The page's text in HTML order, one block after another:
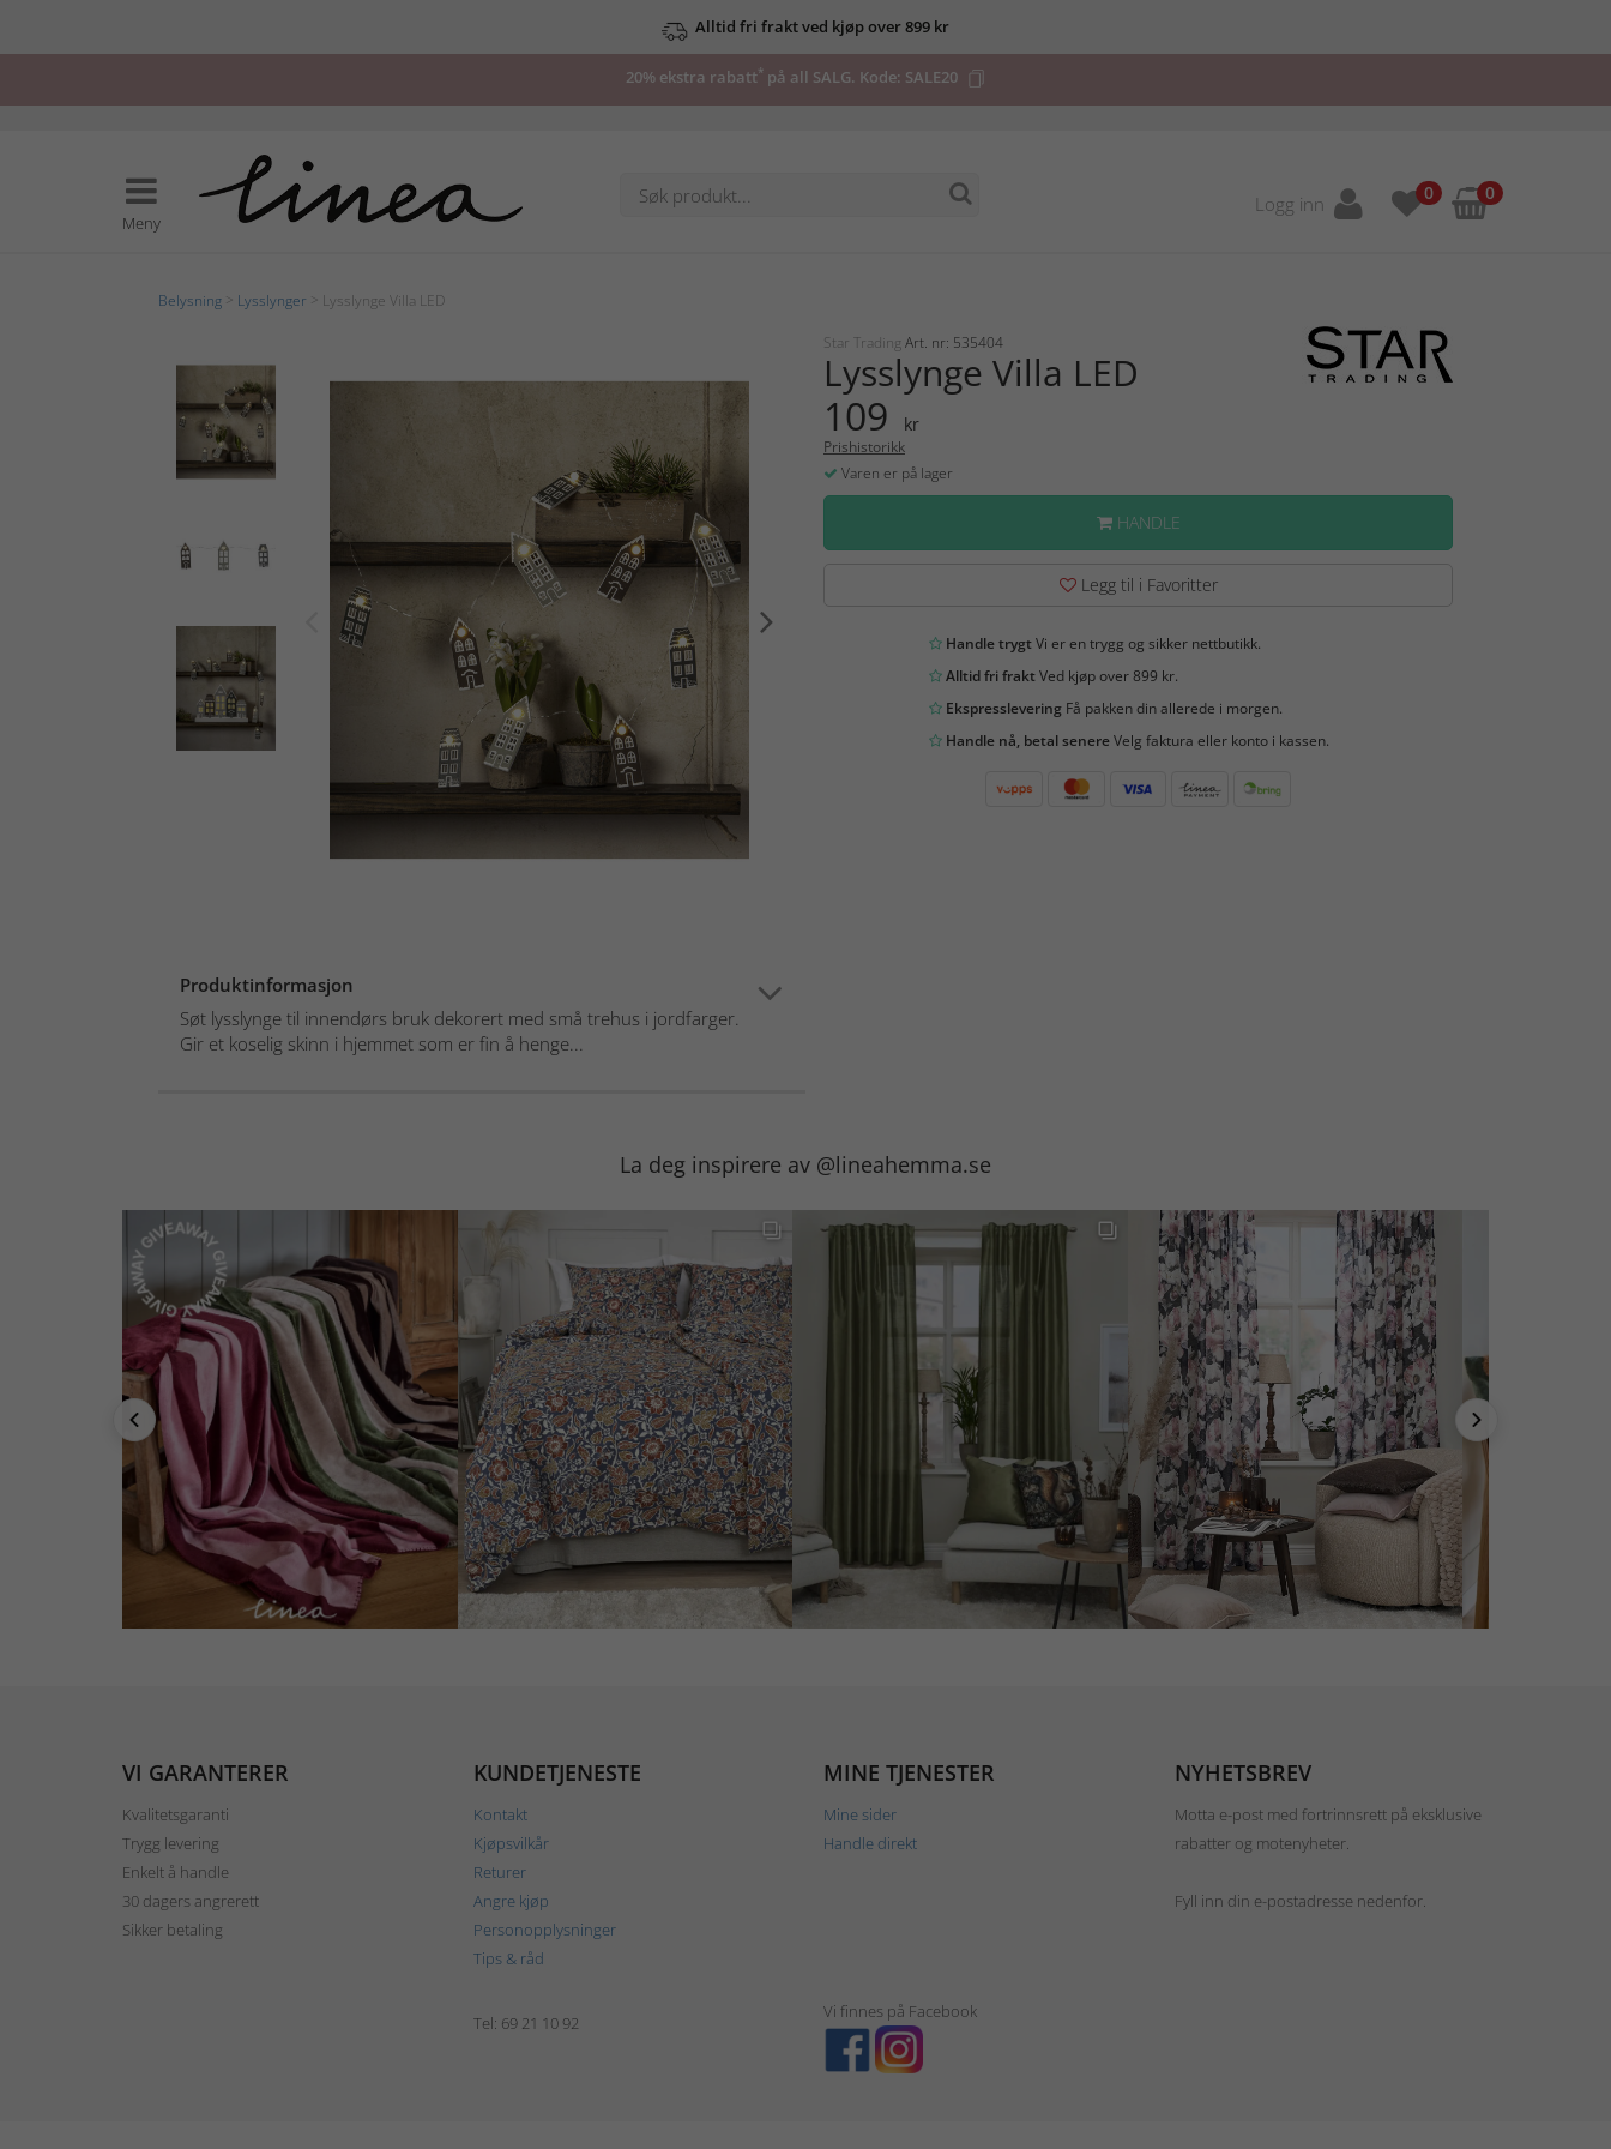
Alltid fri frakt ved kjøp over 899 kr
20% ekstra rabatt* på all SALG. Kode: SALE20
Meny
Logg inn 0 0
Belysning Lysslynger > Lysslynge Villa LED
Produktinformasjon
Søt lysslynge til innendørs bruk dekorert med små trehus i jordfarger.
Gir et koselig skinn i hjemmet som er fin å henge...
Star Trading Art. nr: 535404
Lysslynge Villa LED
109 kr
Prishistorikk
Varen er på lager
HANDLE
Legg til i Favoritter
Handle trygtVi er en trygg og sikker nettbutikk.
Alltid fri fraktVed kjøp over 899 kr.
EkspressleveringFå pakken din allerede i morgen.
Handle nå, betal senereVelg faktura eller konto i kassen.
La deg inspirere av @lineahemma.se
VI GARANTERER
Kvalitetsgaranti
Trygg levering
Enkelt å handle
30 dagers angrerett
Sikker betaling
KUNDETJENESTE
Kontakt
Kjøpsvilkår
Returer
Angre kjøp
Personopplysninger
Tips & råd
MINE TJENESTER
Mine sider
Handle direkt
NYHETSBREV
Motta e-post med fortrinnsrett på eksklusive
rabatter og motenyheter.
Fyll inn din e-postadresse nedenfor.
Tel: 69 21 10 92
Vi finnes på Facebook